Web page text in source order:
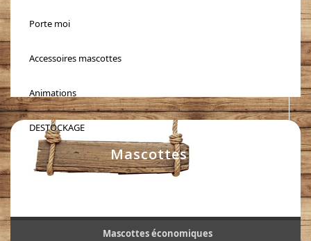
Porte moi
Accessoires mascottes
Animations
DESTOCKAGE
Mascottes
Mascottes économiques